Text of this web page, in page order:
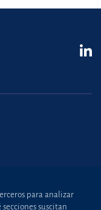
para analizar
suscitan